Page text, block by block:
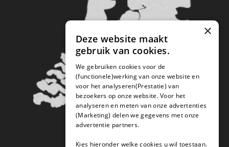
×
Deze website maakt
gebruik van cookies.
We gebruiken cookies voor de
(functionele)werking van onze website en
voor het analyseren(Prestatie) van
bezoekers op onze website. Voor het
analyseren en meten van onze advertenties
(Marketing) delen we gegevens met onze
advertentie partners.
Kies hieronder welke cookies u wil toestaan.